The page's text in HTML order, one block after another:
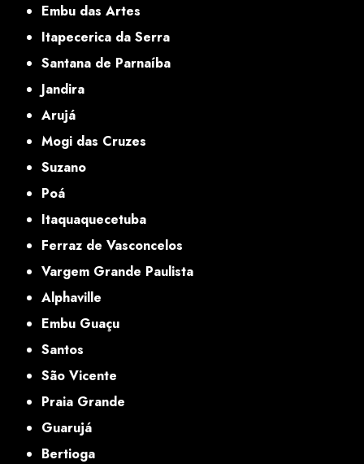
Embu das Artes
Itapecerica da Serra
Santana de Parnaíba
Jandira
Arujá
Mogi das Cruzes
Suzano
Poá
Itaquaquecetuba
Ferraz de Vasconcelos
Vargem Grande Paulista
Alphaville
Embu Guaçu
Santos
São Vicente
Praia Grande
Guarujá
Bertioga